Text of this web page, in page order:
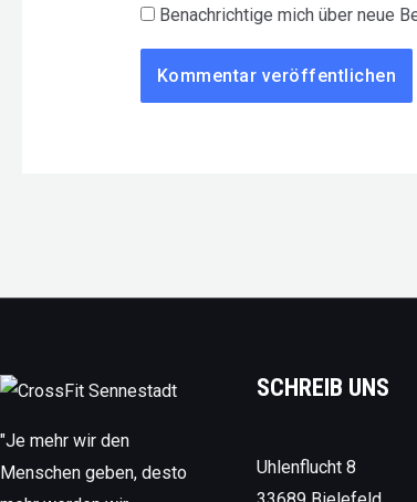
Benachrichtige mich über neue
"Je mehr wir den
Menschen geben, desto
SCHREIB UNS
Uhlenflucht 8